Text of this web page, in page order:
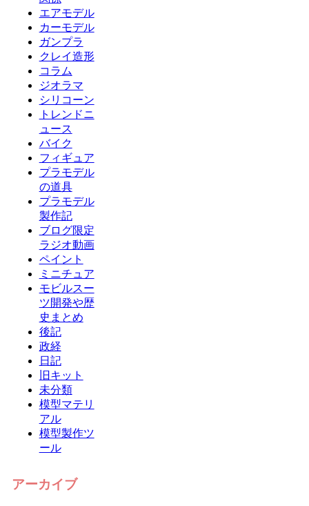
エアモデル
カーモデル
ガンプラ
クレイ造形
コラム
ジオラマ
シリコーン
トレンドニ
ュース
バイク
フィギュア
プラモデル
の道具
プラモデル
製作記
ブログ限定
ラジオ動画
ペイント
ミニチュア
モビルスー
ツ開発や歴
史まとめ
後記
政経
日記
旧キット
未分類
模型マテリ
アル
模型製作ツ
ール
アーカイブ